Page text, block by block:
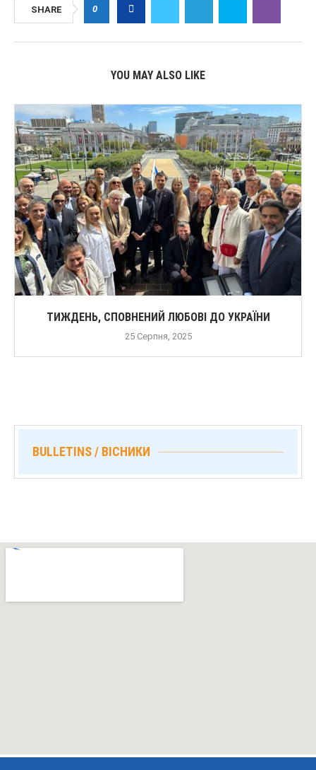
SHARE 0
YOU MAY ALSO LIKE
ТИЖДЕНЬ, СПОВНЕНИЙ ЛЮБОВІ ДО УКРАЇНИ
25 Серпня, 2025
BULLETINS / ВІСНИКИ